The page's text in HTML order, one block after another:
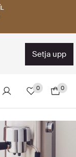
setja upp
0 0